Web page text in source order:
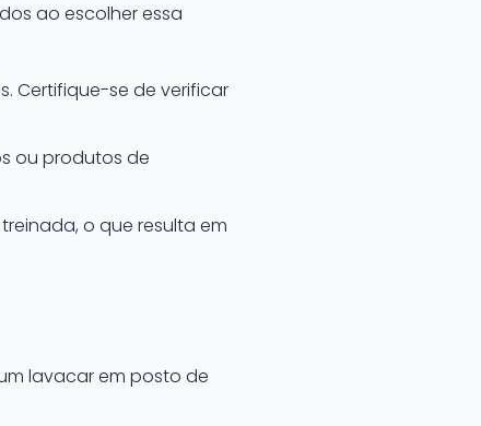
ao escolher essa
Certifique-se de verificar
ou produtos de
o que resulta em
lavacar em posto de